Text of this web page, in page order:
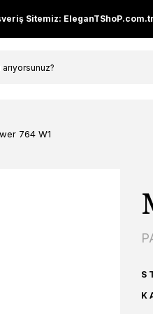
Sitemiz: EleganTShoP.com.tr
764 W1